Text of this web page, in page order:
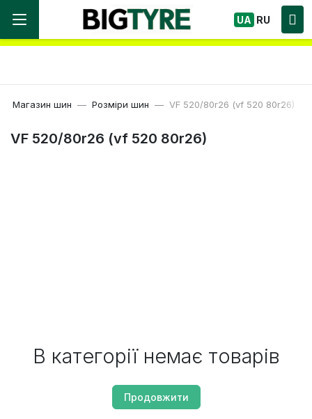
Ми працюємо! Великий вибір Шин, швидка
доставка по Україні!
UA RU
Магазин шин Розміри шин VF 520/80r26 (vf 520 80r26)
VF 520/80r26 (vf 520 80r26)
В категорії немає товарів
Продовжити